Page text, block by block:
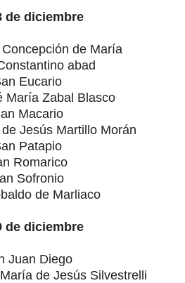
de diciembre
de María
abad
Eucario
María Zabal Blasco
Macario
Jesús Martillo Morán
Patapio
Romarico
Sofronio
de Marliaco
de diciembre
Juan Diego
de Jesús Silvestrelli